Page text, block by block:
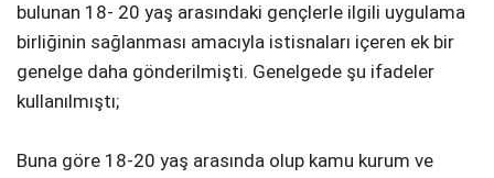
bulunan 18- 20 yaş arasındaki gençlerle ilgili uygulama
birliğinin sağlanması amacıyla istisnaları içeren ek bir
genelge daha gönderilmişti. Genelgede şu ifadeler
kullanılmıştı;
Buna göre 18-20 yaş arasında olup kamu kurum ve